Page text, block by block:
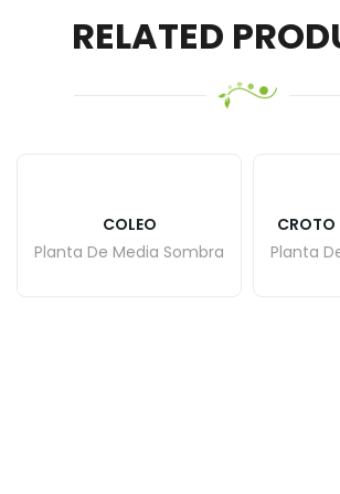
RELATED
COLEO
Planta De Media Sombra
CROTO
Planta